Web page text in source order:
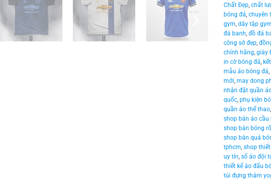
Chất Đẹp, chất
bóng đá, chuyên
gym, dây tập gym
đá banh, đồ đá
công sở đẹp,
chính hãng, giày
in cờ bóng đá,
mẫu áo bóng đá,
mới, may dong
nhận đặt quần
quốc, phụ kiện
quần áo thể thao,
shop bán áo cầu
shop bán bóng
shop bán quả
tphcm, shop
uy tín, số áo đội
thiết kế áo đấu
túi đựng thảm